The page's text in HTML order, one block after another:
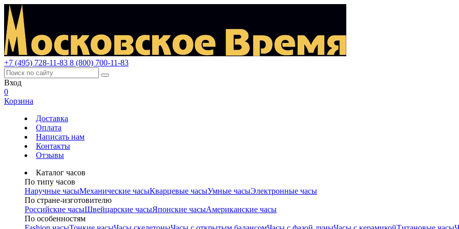
+7 (495) 728-11-83 8 (800) 700-11-83
Вход
0
Корзина
Доставка
Оплата
Написать нам
Контакты
Отзывы
Каталог часов
По типу часов
Наручные часыМеханические часыКварцевые часыУмные часыЭлектронные часы
По стране-изготовителю
Российские часыШвейцарские часыЯпонские часыАмериканские часы
По особенностям